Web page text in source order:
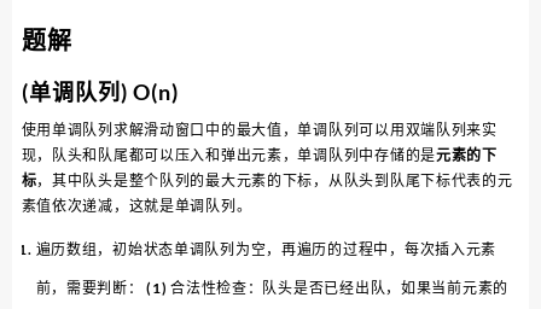
题解
(单调队列) O(n)
使用单调队列求解滑动窗口中的最大值，单调队列可以用双端队列来实
现，队头和队尾都可以压入和弹出元素，单调队列中存储的是元素的下
标，其中队头是整个队列的最大元素的下标，从队头到队尾下标代表的元
素值依次递减，这就是单调队列。
遍历数组，初始状态单调队列为空，再遍历的过程中，每次插入元素
前，需要判断： (1) 合法性检查：队头是否已经出队，如果当前元素的